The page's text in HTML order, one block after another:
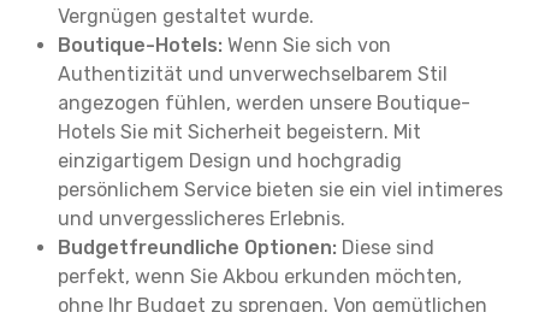
Vergnügen gestaltet wurde.
Boutique-Hotels: Wenn Sie sich von
Authentizität und unverwechselbarem Stil
angezogen fühlen, werden unsere Boutique-
Hotels Sie mit Sicherheit begeistern. Mit
einzigartigem Design und hochgradig
persönlichem Service bieten sie ein viel intimeres
und unvergesslicheres Erlebnis.
Budgetfreundliche Optionen: Diese sind
perfekt, wenn Sie Akbou erkunden möchten,
ohne Ihr Budget zu sprengen. Von gemütlichen